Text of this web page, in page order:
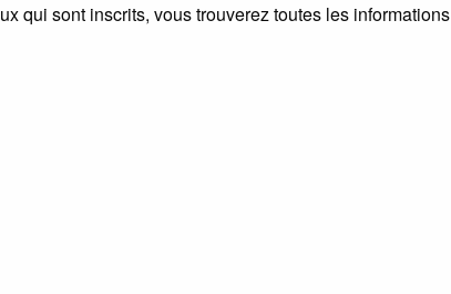
qui sont inscrits, vous trouverez toutes les informations